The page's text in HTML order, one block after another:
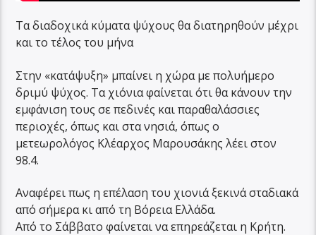
Τα διαδοχικά κύματα ψύχους θα διατηρηθούν μέχρι
και το τέλος του μήνα
Στην «κατάψυξη» μπαίνει η χώρα με πολυήμερο
δριμύ ψύχος. Τα χιόνια φαίνεται ότι θα κάνουν την
εμφάνιση τους σε πεδινές και παραθαλάσσιες
περιοχές, όπως και στα νησιά, όπως ο
μετεωρολόγος Κλέαρχος Μαρουσάκης λέει στον
98.4.
Αναφέρει πως η επέλαση του χιονιά ξεκινά σταδιακά
από σήμερα κι από τη Βόρεια Ελλάδα.
Από το Σάββατο φαίνεται να επηρεάζεται η Κρήτη.